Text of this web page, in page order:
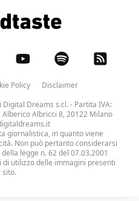
Policy
Disclaimer
Digital Dreams s.r.l.- Partita IVA:
Albricci 8, 20122 Milano
giornalistica, in quanto viene
Non può pertanto considerarsi
legge n. 62 del 07.03.2001
di utilizzo delle immagini presenti
sito.